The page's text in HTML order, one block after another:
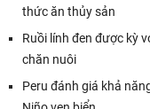
thức ăn thủy sản
Ruồi lính đen được kỳ
chăn nuôi
Peru đánh giá khả